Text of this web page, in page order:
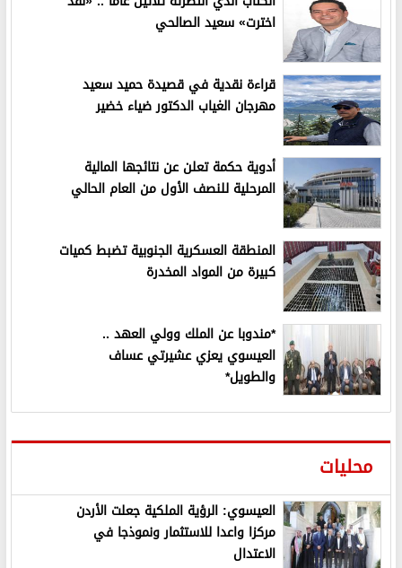
اخترت» سعيد الصالحي
قراءة نقدية في قصيدة حميد سعيد
مهرجان الغياب الدكتور ضياء خضير
أدوية حكمة تعلن عن نتائجها المالية
المرحلية للنصف الأول من العام الحالي
المنطقة العسكرية الجنوبية تضبط كميات
كبيرة من المواد المخدرة
*مندوبا عن الملك وولي العهد ..
العيسوي يعزي عشيرتي عساف
والطويل*
محليات
العيسوي: الرؤية الملكية جعلت الأردن
مركزا واعدا للاستثمار ونموذجا في
الاعتدال